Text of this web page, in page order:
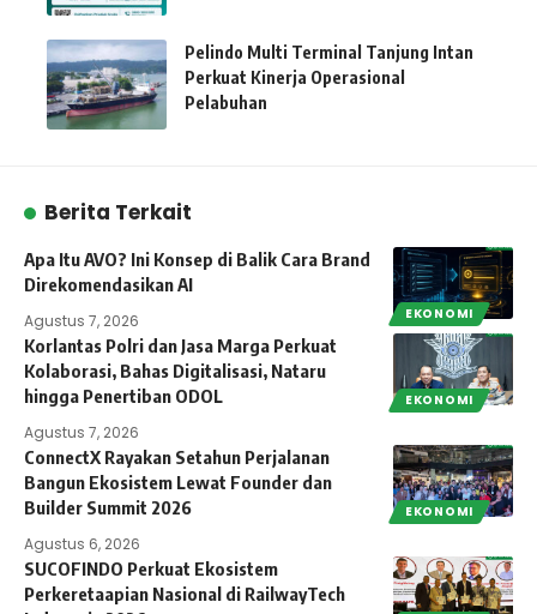
Pelindo Multi Terminal Tanjung Intan
Perkuat Kinerja Operasional
Pelabuhan
Berita Terkait
EKONOMI
Apa Itu AVO? Ini Konsep di Balik Cara Brand
Direkomendasikan AI
Agustus 7, 2026
EKONOMI
Korlantas Polri dan Jasa Marga Perkuat
Kolaborasi, Bahas Digitalisasi, Nataru
hingga Penertiban ODOL
Agustus 7, 2026
EKONOMI
ConnectX Rayakan Setahun Perjalanan
Bangun Ekosistem Lewat Founder dan
Builder Summit 2026
Agustus 6, 2026
SUCOFINDO Perkuat Ekosistem
Perkeretaapian Nasional di RailwayTech